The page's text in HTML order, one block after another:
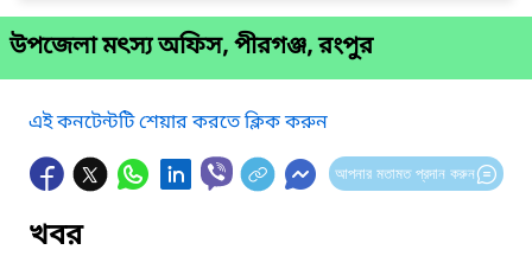
উপজেলা মৎস্য অফিস, পীরগঞ্জ, রংপুর
এই কনটেন্টটি শেয়ার করতে ক্লিক করুন
আপনার মতামত প্রদান করুন
খবর